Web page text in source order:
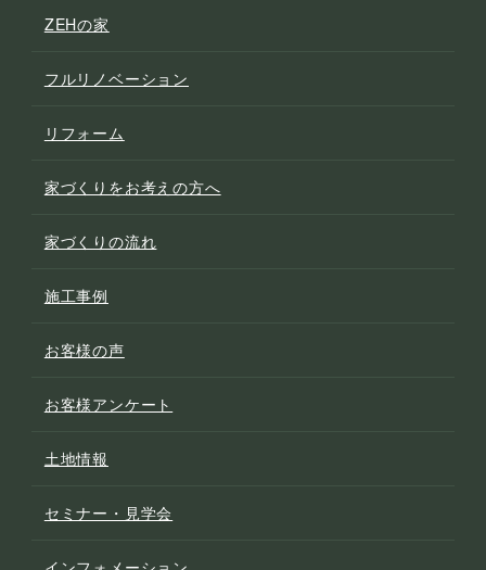
ZEHの家
フルリノベーション
リフォーム
家づくりをお考えの方へ
家づくりの流れ
施工事例
お客様の声
お客様アンケート
土地情報
セミナー・見学会